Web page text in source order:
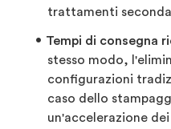
trattamenti
Tempi di consegna
stesso modo,
configurazioni
caso dello
un'accelerazione